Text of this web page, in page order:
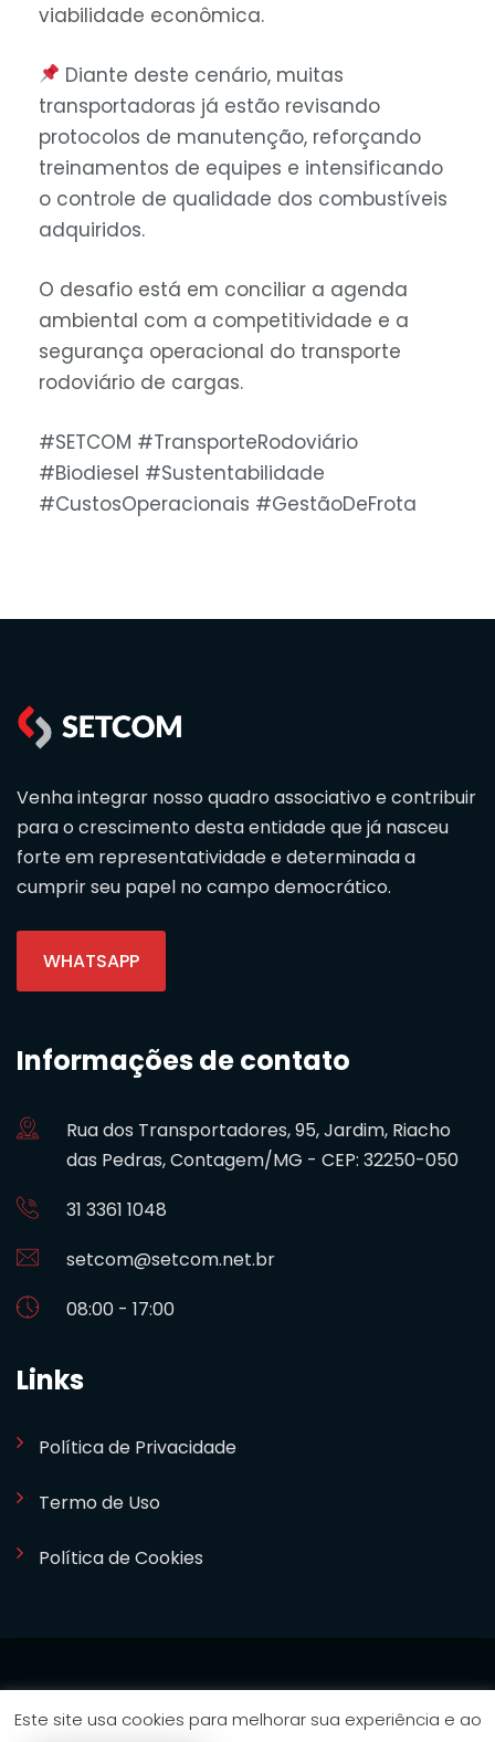
viabilidade econômica.
Diante deste cenário, muitas
transportadoras já estão revisando
protocolos de manutenção, reforçando
treinamentos de equipes e intensificando
o controle de qualidade dos combustíveis
adquiridos.
O desafio está em conciliar a agenda
ambiental com a competitividade e a
segurança operacional do transporte
rodoviário de cargas.
#SETCOM #TransporteRodoviário
#Biodiesel #Sustentabilidade
#CustosOperacionais #GestãoDeFrota
Venha integrar nosso quadro associativo e contribuir
para o crescimento desta entidade que já nasceu
forte em representatividade e determinada a
cumprir seu papel no campo democrático.
WHATSAPP
Informações de contato
Rua dos Transportadores, 95, Jardim, Riacho
das Pedras, Contagem/MG - CEP: 32250-050
31 3361 1048
setcom@setcom.net.br
08:00 - 17:00
Links
Política de Privacidade
Termo de Uso
Política de Cookies
Este site usa cookies para melhorar sua experiência e ao